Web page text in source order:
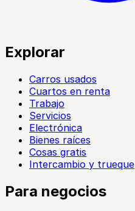
Explorar
Carros usados
Cuartos en renta
Trabajo
Servicios
Electrónica
Bienes raíces
Cosas gratis
Intercambio y trueque
Para negocios